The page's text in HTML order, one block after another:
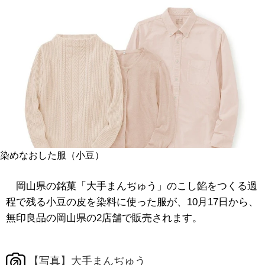
染めなおした服（小豆）
岡山県の銘菓「大手まんぢゅう」のこし餡をつくる過
程で残る小豆の皮を染料に使った服が、10月17日から、
無印良品の岡山県の2店舗で販売されます。
【写真】大手まんぢゅう